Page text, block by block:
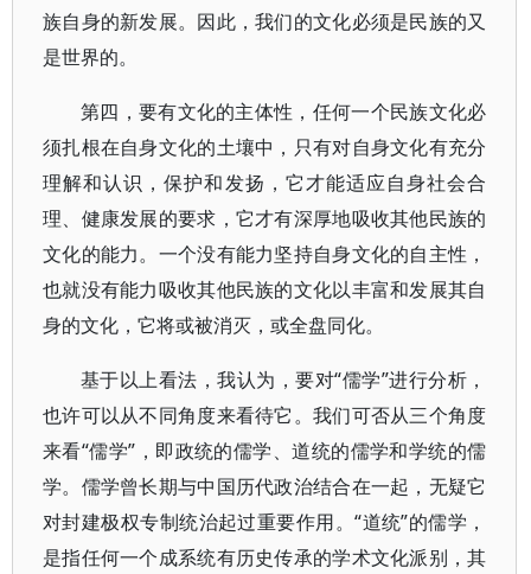
族自身的新发展。因此，我们的文化必须是民族的又
是世界的。
第四，要有文化的主体性，任何一个民族文化必
须扎根在自身文化的土壤中，只有对自身文化有充分
理解和认识，保护和发扬，它才能适应自身社会合
理、健康发展的要求，它才有深厚地吸收其他民族的
文化的能力。一个没有能力坚持自身文化的自主性，
也就没有能力吸收其他民族的文化以丰富和发展其自
身的文化，它将或被消灭，或全盘同化。
基于以上看法，我认为，要对“儒学”进行分析，
也许可以从不同角度来看待它。我们可否从三个角度
来看“儒学”，即政统的儒学、道统的儒学和学统的儒
学。儒学曾长期与中国历代政治结合在一起，无疑它
对封建极权专制统治起过重要作用。“道统”的儒学，
是指任何一个成系统有历史传承的学术文化派别，其